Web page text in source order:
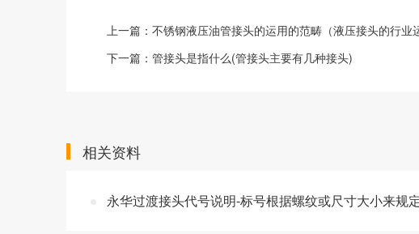
上一篇： 不锈钢液压油管接头的运用的范畴（液压接头的行业
下一篇： 管接头是指什么(管接头主要有几种接头)
相关资料
永华过渡接头代号说明-标号根据螺纹或尺寸大小来规